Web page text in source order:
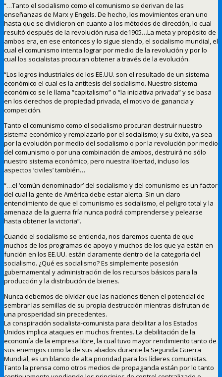
“…Tanto el socialismo como el comunismo se derivan de las
enseñanzas de Marx y Engels. De hecho, los movimientos eran uno
hasta que se dividieron en cuanto a los métodos de dirección, lo cual
resultó después de la revolución rusa de1905…La meta y propósito de
ambos era, en ese entonces y lo sigue siendo, el socialismo mundial, el
cual el comunismo intenta lograr por medio de la revolución y por lo
cual los socialistas procuran obtener a través de la evolución.
“Los logros industriales de los EE.UU. son el resultado de un sistema
económico el cual es la antítesis del socialismo. Nuestro sistema
económico se le llama “capitalismo” o “la iniciativa privada” y se basa
en los derechos de propiedad privada, el motivo de ganancia y
competición.
Tanto el comunismo como el socialismo procuran destruir nuestro
sistema económico y remplazarlo por el socialismo; y su éxito, ya sea
por la evolución por medio del socialismo o por la revolución por medio
del comunismo o por una combinación de ambos, destruirá no sólo
nuestro sistema económico, pero nuestra libertad, incluso los
aspectos ‘civiles’ también…
“…el ‘común denominador’ del socialismo y del comunismo es un factor
del cual la gente de América debe estar alerta. Sin un claro
entendimiento de que el comunismo es socialismo, el peligro total y la
amenaza de la guerra fría nunca podrá comprenderse y pelearse
hasta obtener la victoria”.
Cuando el socialismo se entienda, nos daremos cuenta de que
muchos de los programas de apoyo y muchos de los que ya están en
función en los EE.UU. están claramente dentro de la categoría del
socialismo. ¿Qué es socialismo? Es simplemente posesión
gubernamental y administración de los recursos básicos para la
producción y la distribución de bienes.
Nunca debemos de olvidar que las naciones tienen el potencial de
sembrar las semillas de su propia destrucción mientras disfrutan de
una prosperidad sin precedentes.
La conspiración socialista-comunista para debilitar a los Estados
Unidos implica ataques en muchos frentes. La debilitación de la
economía de la empresa libre, la cual tuvo mayor rendimiento tanto de
sus enemigos como la de sus aliados durante la Segunda Guerra
Mundial, es un blanco de alta prioridad para los líderes comunistas.
Tanto la prensa como otros medios de propaganda están por lo tanto